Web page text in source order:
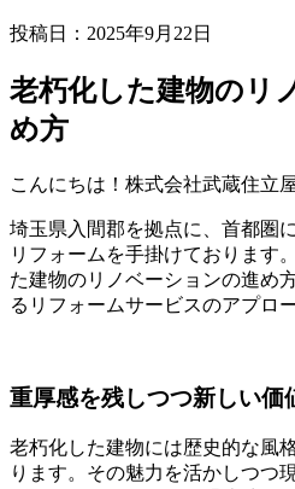
投稿日：2025年9月22日
老朽化した建物のリ
め方
こんにちは！株式会社武蔵住立屋
埼玉県入間郡を拠点に、首都圏
リフォームを手掛けております
た建物のリノベーションの進め
るリフォームサービスのアプロ
重厚感を残しつつ新しい価
老朽化した建物には歴史的な風
ります。その魅力を活かしつつ